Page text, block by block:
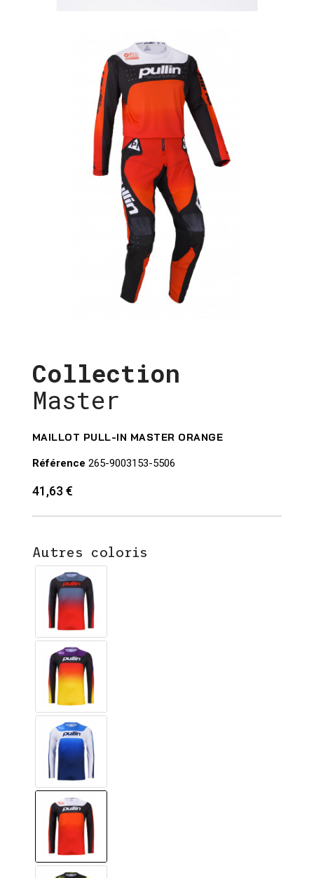
Collection
Master
MAILLOT PULL-IN MASTER ORANGE
Référence 265-9003153-5506
41,63 €
Autres coloris